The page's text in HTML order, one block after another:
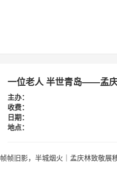
一位老人 半世青岛——孟
主办：
收费：
日期：
地点：
帧帧旧影，半城烟火｜孟庆林致敬展